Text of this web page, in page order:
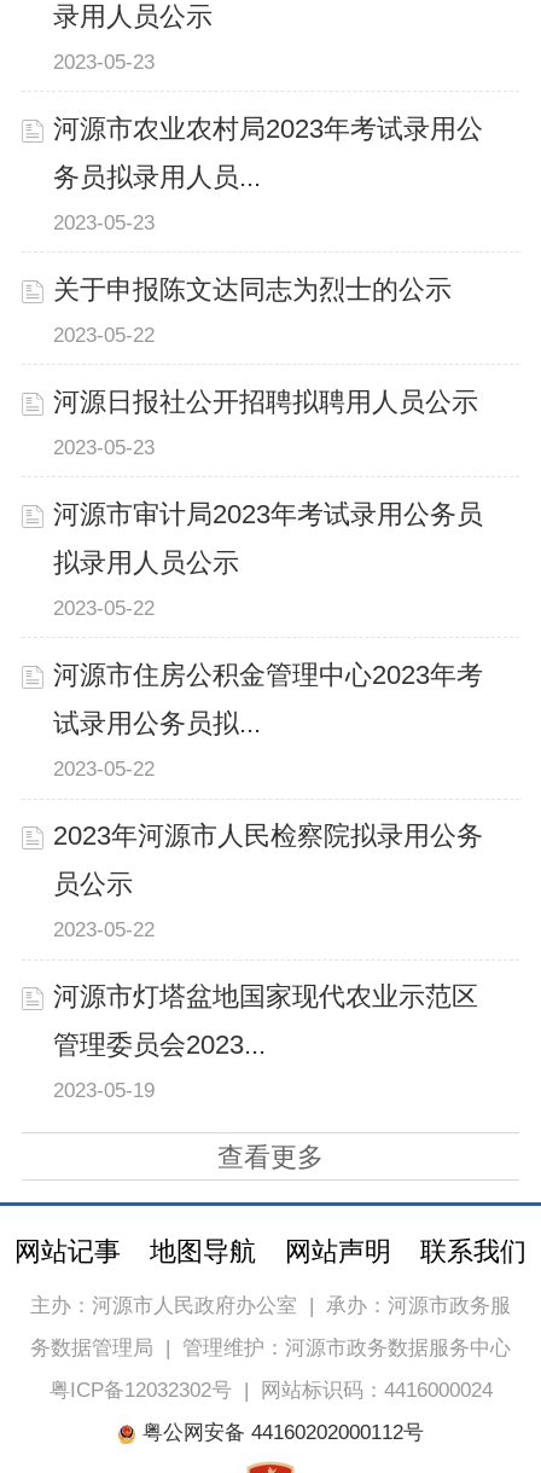
录用人员公示
2023-05-23
河源市农业农村局2023年考试录用公
务员拟录用人员...
2023-05-23
关于申报陈文达同志为烈士的公示
2023-05-22
河源日报社公开招聘拟聘用人员公示
2023-05-23
河源市审计局2023年考试录用公务员
拟录用人员公示
2023-05-22
河源市住房公积金管理中心2023年考
试录用公务员拟...
2023-05-22
2023年河源市人民检察院拟录用公务
员公示
2023-05-22
河源市灯塔盆地国家现代农业示范区
管理委员会2023...
2023-05-19
查看更多
网站记事 地图导航 网站声明 联系我们
主办：河源市人民政府办公室
承办：河源市政务服
务数据管理局
管理维护：河源市政务数据服务中心
粤ICP备12032302号|
网站标识码：4416000024
粤公网安备 44160202000112号